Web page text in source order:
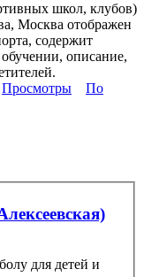
школ, клубов)
Москва отображен
содержит
описание,
Просмотры
По
для детей и